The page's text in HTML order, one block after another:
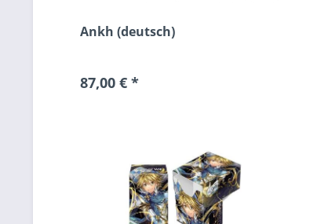
Ankh (deutsch)
87,00 € *